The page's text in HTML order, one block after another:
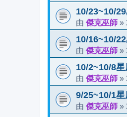
10/23~10/
由 傑克巫師 »
10/16~10/
由 傑克巫師 »
10/2~10/8
由 傑克巫師 »
9/25~10/1
由 傑克巫師 »